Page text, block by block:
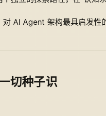
AI Agent 架构最具启发性
切种子识